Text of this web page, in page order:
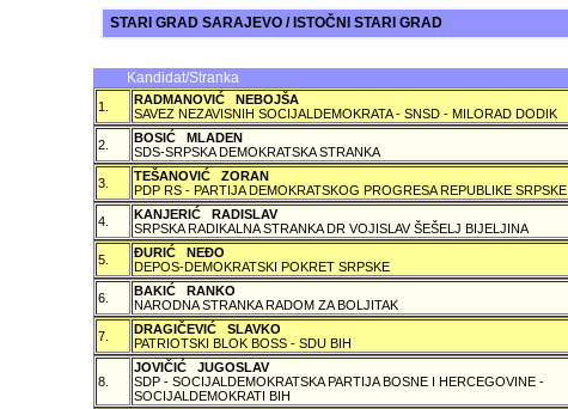
STARI GRAD SARAJEVO / ISTOČNI STARI GRAD
Kandidat/Stranka
1.
RADMANOVIĆ NEBOJŠA
SAVEZ NEZAVISNIH SOCIJALDEMOKRATA - SNSD - MILORAD DODIK
2.
BOSIĆ MLADEN
SDS-SRPSKA DEMOKRATSKA STRANKA
3.
TEŠANOVIĆ ZORAN
PDP RS - PARTIJA DEMOKRATSKOG PROGRESA REPUBLIKE SRPSKE
4.
KANJERIĆ RADISLAV
SRPSKA RADIKALNA STRANKA DR VOJISLAV ŠEŠELJ BIJELJINA
5.
ÐURIĆ NEÐO
DEPOS-DEMOKRATSKI POKRET SRPSKE
6.
BAKIĆ RANKO
NARODNA STRANKA RADOM ZA BOLJITAK
7.
DRAGIČEVIĆ SLAVKO
PATRIOTSKI BLOK BOSS - SDU BIH
8.
JOVIČIĆ JUGOSLAV
SDP - SOCIJALDEMOKRATSKA PARTIJA BOSNE I HERCEGOVINE -
SOCIJALDEMOKRATI BIH